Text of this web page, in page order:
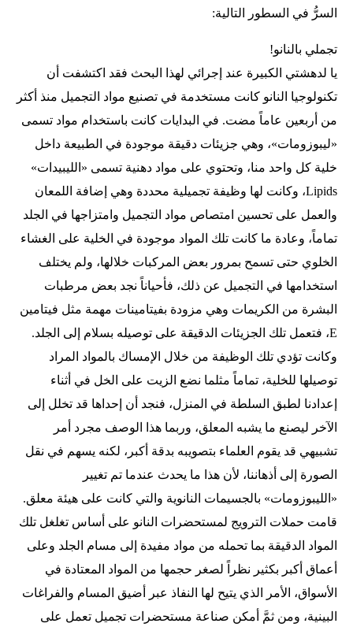
السرُّ في السطور التالية:
تجملي بالنانو!
يا لدهشتي الكبيرة عند إجرائي لهذا البحث فقد اكتشفت أن
تكنولوجيا النانو كانت مستخدمة في تصنيع مواد التجميل منذ أكثر
من أربعين عاماً مضت. في البدايات كانت باستخدام مواد تسمى
«ليبوزومات»، وهي جزيئات دقيقة موجودة في الطبيعة داخل
خلية كل واحد منا، وتحتوي على مواد دهنية تسمى «الليبيدات»
Lipids، وكانت لها وظيفة تجميلية محددة وهي إضافة اللمعان
والعمل على تحسين امتصاص مواد التجميل وامتزاجها في الجلد
تماماً، وعادة ما كانت تلك المواد موجودة في الخلية على الغشاء
الخلوي حتى تسمح بمرور بعض المركبات خلالها، ولم يختلف
استخدامها في التجميل عن ذلك، فأحياناً نجد بعض مرطبات
البشرة من الكريمات وهي مزودة بفيتامينات مهمة مثل فيتامين
E، فتعمل تلك الجزيئات الدقيقة على توصيله بسلام إلى الجلد.
وكانت تؤدي تلك الوظيفة من خلال الإمساك بالمواد المراد
توصيلها للخلية، تماماً مثلما نضع الزيت على الخل في أثناء
إعدادنا لطبق السلطة في المنزل، فنجد أن إحداها قد تخلل إلى
الآخر ليصنع ما يشبه المعلق، وربما هذا الوصف مجرد أمر
تشبيهي قد يقوم العلماء بتصويبه بدقة أكبر، لكنه يسهم في نقل
الصورة إلى أذهاننا، لأن هذا ما يحدث عندما تم تغيير
«الليبوزومات» بالجسيمات النانوية والتي كانت على هيئة معلق.
قامت حملات الترويج لمستحضرات النانو على أساس تغلغل تلك
المواد الدقيقة بما تحمله من مواد مفيدة إلى مسام الجلد وعلى
أعماق أكبر بكثير نظراً لصغر حجمها من المواد المعتادة في
الأسواق، الأمر الذي يتيح لها النفاذ عبر أضيق المسام والفراغات
البينية، ومن ثمَّ أمكن صناعة مستحضرات تجميل تعمل على